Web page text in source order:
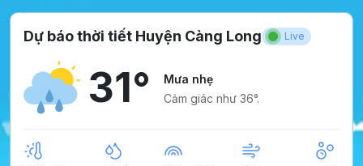
Dự báo thời tiết Huyện Càng Long Live
31°
Mưa nhẹ
Cảm giác như 36°.